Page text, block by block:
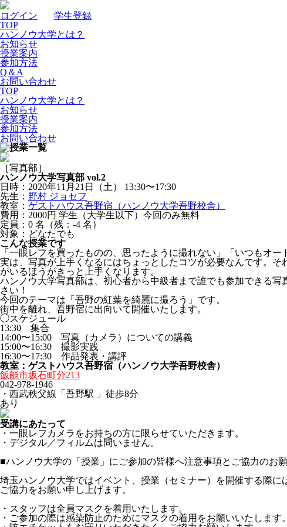
ログイン
学生登録
TOP
ハンノウ大学とは？
お知らせ
授業案内
参加方法
Q＆A
お問い合わせ
TOP
ハンノウ大学とは？
お知らせ
授業案内
参加方法
お問い合わせ
［写真部］
ハンノウ大学写真部 vol.2
日時：2020年11月21日（土） 13:30〜17:30
先生： 野村 ジョセフ
教室： ゲストハウス吾野宿（ハンノウ大学吾野校舎）
費用：2000円 学生（大学生以下）今回のみ無料
定員：0 名 （残：-4 名 ）
対象：どなたでも
こんな授業です
「一眼レフを買ったものの、思ったように撮れない」「いつもオ
実は、写真が上手くなるにはちょっとしたコツが必要なんです。
がいるほうがきっと上手くなります。
ハンノウ大学写真部は、初心者から中級者まで誰でも参加できる
さい！
今回のテーマは「吾野の紅葉を綺麗に撮ろう」です。
街中を離れ、吾野宿に出向いて開催いたします。
◯スケジュール
13:30 集合
14:00〜15:00 写真（カメラ）についての講義
15:00〜16:30 撮影実践
16:30〜17:30 作品発表・講評
教室：ゲストハウス吾野宿（ハンノウ大学吾野校舎）
飯能市坂石町分213
042-978-1946
・西武秩父線「吾野駅 」徒歩8分
あり
受講にあたって
・一眼レフカメラをお持ちの方に限らせていただきます。
・デジタル／フィルムは問いません。
■ハンノウ大学の「授業」にご参加の皆様へ注意事項とご協力のお
埼玉ハンノウ大学ではイベント、授業（セミナー）を開催する際
ご協力をお願い申し上げます。
・スタッフは全員マスクを着用いたします。
・ご参加の際は感染防止のためにマスクの着用をお願いいたします。